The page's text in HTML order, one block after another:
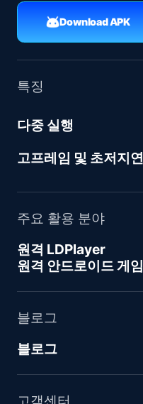
Download APK
특징
다중 실행
고프레임 및 초저지연
주요 활용 분야
원격 LDPlayer
원격 안드로이드 게임
블로그
블로그
고객센터